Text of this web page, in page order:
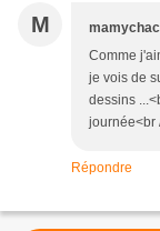
M
Comme
je vois de
dessins
journée<br
Répondre